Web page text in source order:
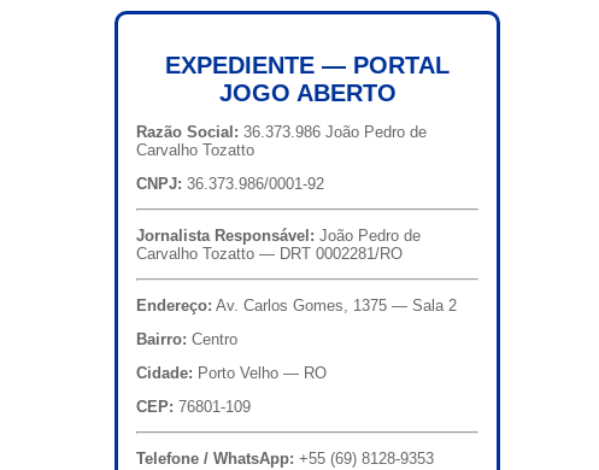
EXPEDIENTE — PORTAL
JOGO ABERTO
Razão Social: 36.373.986 João Pedro de
Carvalho Tozatto
CNPJ: 36.373.986/0001-92
Jornalista Responsável: João Pedro de
Carvalho Tozatto — DRT 0002281/RO
Endereço: Av. Carlos Gomes, 1375 — Sala 2
Bairro: Centro
Cidade: Porto Velho — RO
CEP: 76801-109
Telefone / WhatsApp: +55 (69) 8128-9353